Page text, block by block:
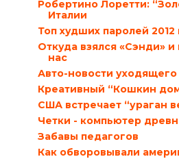
Робертино Лоретти:
Италии
Топ худших паролей 2012
Откуда взялся «Сэнди» и
нас
Авто-новости уходящего
Креативный “Кошкин
США встречает “ураган
Четки - компьютер
Забавы педагогов
Как обворовывали